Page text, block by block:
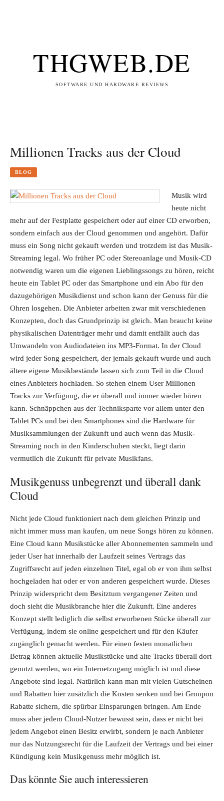
THGWEB.DE
SOFTWARE UND HARDWARE REVIEWS
Millionen Tracks aus der Cloud
BLOG
Musik wird
heute nicht
mehr auf der Festplatte gespeichert oder auf einer CD erworben,
sondern einfach aus der Cloud genommen und angehört. Dafür
muss ein Song nicht gekauft werden und trotzdem ist das Musik-
Streaming legal. Wo früher PC oder Stereoanlage und Musik-CD
notwendig waren um die eigenen Lieblingssongs zu hören, reicht
heute ein Tablet PC oder das Smartphone und ein Abo für den
dazugehörigen Musikdienst und schon kann der Genuss für die
Ohren losgehen. Die Anbieter arbeiten zwar mit verschiedenen
Konzepten, doch das Grundprinzip ist gleich. Man braucht keine
physikalischen Datenträger mehr und damit entfällt auch das
Umwandeln von Audiodateien ins MP3-Format. In der Cloud
wird jeder Song gespeichert, der jemals gekauft wurde und auch
ältere eigene Musikbestände lassen sich zum Teil in die Cloud
eines Anbieters hochladen. So stehen einem User Millionen
Tracks zur Verfügung, die er überall und immer wieder hören
kann. Schnäppchen aus der Techniksparte vor allem unter den
Tablet PCs und bei den Smartphones sind die Hardware für
Musiksammlungen der Zukunft und auch wenn das Musik-
Streaming noch in den Kinderschuhen steckt, liegt darin
vermutlich die Zukunft für private Musikfans.
Musikgenuss unbegrenzt und überall dank
Cloud
Nicht jede Cloud funktioniert nach dem gleichen Prinzip und
nicht immer muss man kaufen, um neue Songs hören zu können.
Eine Cloud kann Musikstücke aller Abonnementen sammeln und
jeder User hat innerhalb der Laufzeit seines Vertrags das
Zugriffsrecht auf jeden einzelnen Titel, egal ob er von ihm selbst
hochgeladen hat oder er von anderen gespeichert wurde. Dieses
Prinzip widerspricht dem Besitztum vergangener Zeiten und
doch sieht die Musikbranche hier die Zukunft. Eine anderes
Konzept stellt lediglich die selbst erworbenen Stücke überall zur
Verfügung, indem sie online gespeichert und für den Käufer
zugänglich gemacht werden. Für einen festen monatlichen
Betrag können aktuelle Musikstücke und alte Tracks überall dort
genutzt werden, wo ein Internetzugang möglich ist und diese
Angebote sind legal. Natürlich kann man mit vielen Gutscheinen
und Rabatten hier zusätzlich die Kosten senken und bei Groupon
Rabatte sichern, die spürbar Einsparungen bringen. Am Ende
muss aber jedem Cloud-Nutzer bewusst sein, dass er nicht bei
jedem Angebot einen Besitz erwirbt, sondern je nach Anbieter
nur das Nutzungsrecht für die Laufzeit der Vertrags und bei einer
Kündigung kein Musikgenuss mehr möglich ist.
Das könnte Sie auch interessieren